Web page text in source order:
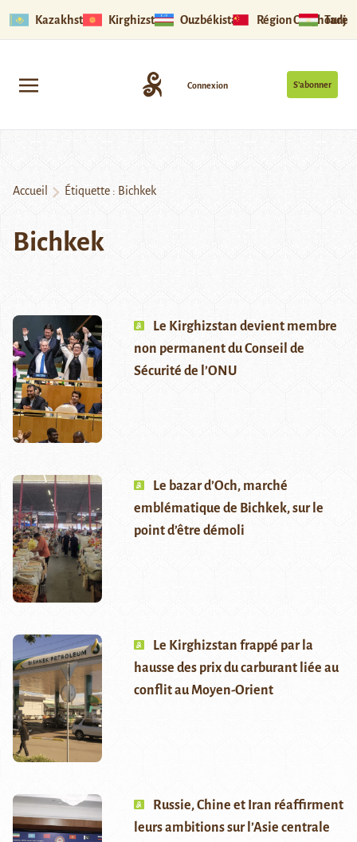
Kazakhstan Kirghizstan Ouzbékistan Région Ouïghoure
S’abonner
Connexion
Accueil Étiquette : Bichkek
Bichkek
Le Kirghizstan devient membre
non permanent du Conseil de
Sécurité de l’ONU
Le bazar d’Och, marché
emblématique de Bichkek, sur le
point d’être démoli
Le Kirghizstan frappé par la
hausse des prix du carburant liée au
conflit au Moyen-Orient
Russie, Chine et Iran réaffirment
leurs ambitions sur l’Asie centrale